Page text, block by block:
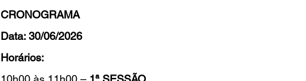
CRONOGRAMA
Data: 30/06/2026
Horários: